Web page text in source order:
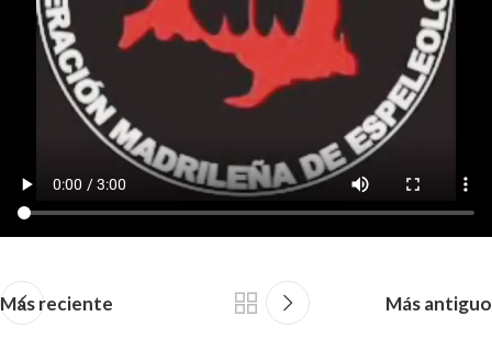
Más reciente Más antiguo